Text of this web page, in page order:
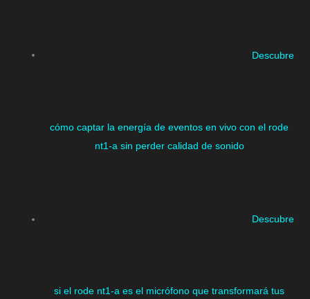
Descubre
cómo captar la energía de eventos en vivo con el rode
nt1-a sin perder calidad de sonido
Descubre
si el rode nt1-a es el micrófono que transformará tus